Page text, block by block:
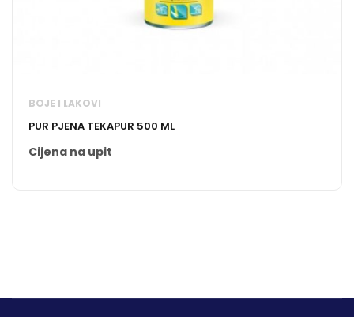
BOJE I LAKOVI
PUR PJENA TEKAPUR 500 ML
Cijena na upit